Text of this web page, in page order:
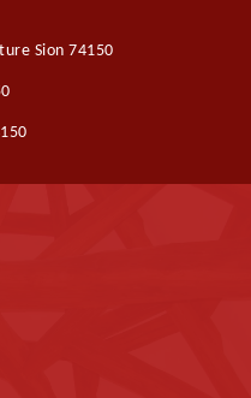
Sion 74150